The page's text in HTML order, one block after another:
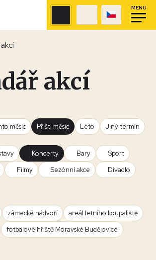
MENU
akcí
měsíc Příští měsíc Léto Jiný termín
Koncerty Bary
Sport
Filmy Sezónní akce
Divadlo
zámecké nádvoří
areál letního koupaliště
fotbalové hřiště Moravské Budějovice